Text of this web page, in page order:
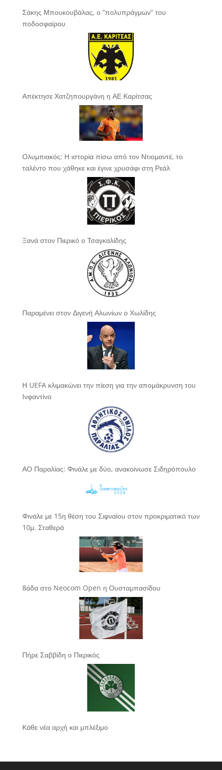
Σάκης Μπουκουβάλας, ο “πολυπράγμων” του
ποδοσφαίρου
Απέκτησε Χατζηπουργάνη η ΑΕ Καρίτσας
Ολυμπιακός: Η ιστορία πίσω από τον Ντιομαντέ, το
ταλέντο που χάθηκε και έγινε χρυσάφι στη Ρεάλ
Ξανά στον Πιερικό ο Τσαγκαλίδης
Παραμένει στον Διγενή Αλωνίων ο Χωλίδης
Η UEFA κλιμακώνει την πίεση για την απομάκρυνση του
Ινφαντίνο
ΑΟ Παραλίας: Φινάλε με δύο, ανακοίνωσε Σιδηρόπουλο
Φινάλε με 15η θέση του Σιφναίου στον προκριματικό των
10μ. Σταθερά
8άδα στο Neocom Open η Ουσταμπασίδου
Πήρε Σαββίδη ο Πιερικός
Κάθε νέα αρχή και μπλέξιμο